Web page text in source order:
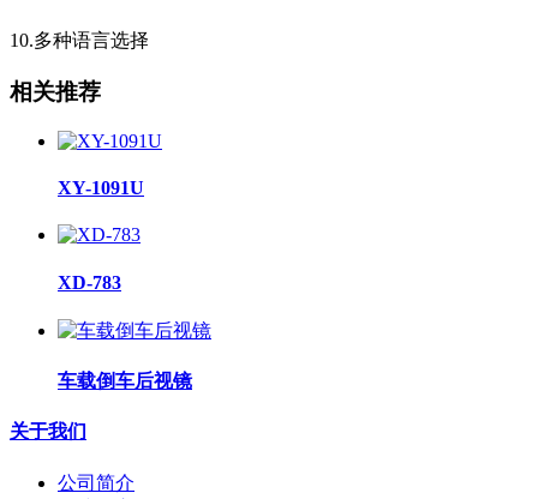
10.多种语言选择
相关推荐
XY-1091U
XD-783
车载倒车后视镜
关于我们
公司简介